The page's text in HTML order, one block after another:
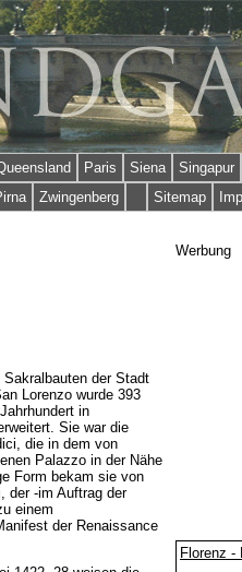
Paris Siena Singapur
Zwingenberg Sitemap
Werbung
Florenz -
der Stadt
Lorenzo wurde 393
in
Sie war die
die in dem von
Palazzo in der Nähe
Form bekam sie von
der -im Auftrag der
einem
der Renaissance